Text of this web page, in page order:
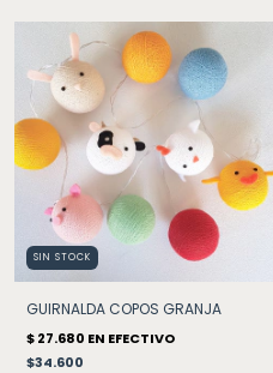
SIN STOCK
GUIRNALDA COPOS GRANJA
$34.600